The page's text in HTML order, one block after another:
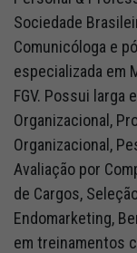
Sociedade
Comunicóloga e
especializada em
FGV. Possui larga
Organizacional,
Organizacional,
Avaliação por
de Cargos,
Endomarketing,
em treinamentos